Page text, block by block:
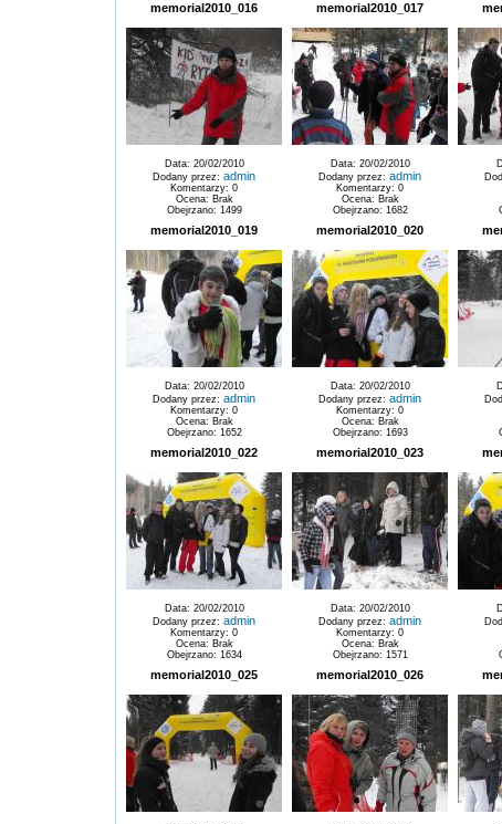
memorial2010_016
Data: 20/02/2010
Dodany przez: admin
Komentarzy: 0
Ocena: Brak
Obejrzano: 1499
memorial2010_017
Data: 20/02/2010
Dodany przez: admin
Komentarzy: 0
Ocena: Brak
Obejrzano: 1682
memorial2010_019
Data: 20/02/2010
Dodany przez: admin
Komentarzy: 0
Ocena: Brak
Obejrzano: 1652
memorial2010_020
Data: 20/02/2010
Dodany przez: admin
Komentarzy: 0
Ocena: Brak
Obejrzano: 1693
memorial2010_022
Data: 20/02/2010
Dodany przez: admin
Komentarzy: 0
Ocena: Brak
Obejrzano: 1634
memorial2010_023
Data: 20/02/2010
Dodany przez: admin
Komentarzy: 0
Ocena: Brak
Obejrzano: 1571
memorial2010_025 memorial2010_026